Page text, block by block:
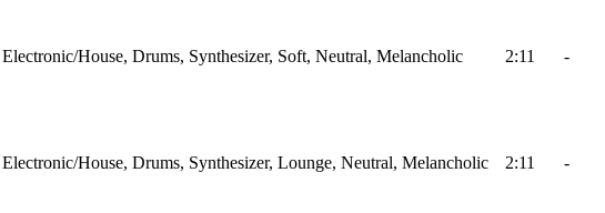
Electronic/House, Drums, Synthesizer, Soft, Neutral, Melancholic 2:11 -
Electronic/House, Drums, Synthesizer, Lounge, Neutral, Melancholic 2:11 -